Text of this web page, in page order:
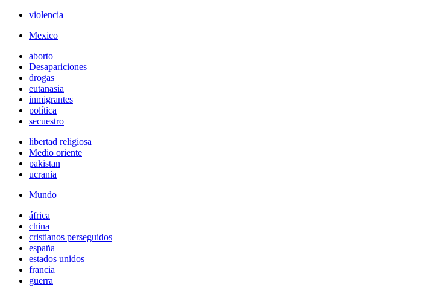
violencia
Mexico
aborto
Desapariciones
drogas
eutanasia
inmigrantes
política
secuestro
libertad religiosa
Medio oriente
pakistan
ucrania
Mundo
áfrica
china
cristianos perseguidos
españa
estados unidos
francia
guerra